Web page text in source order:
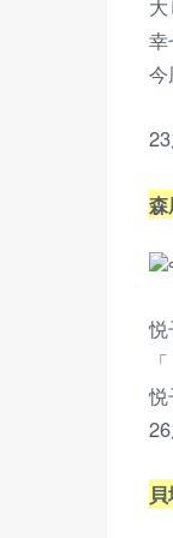
今
23
悦
26